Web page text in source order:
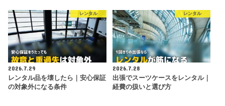
レンタル
2026.7.29
レンタル品を壊したら｜安心保証
の対象外になる条件
レンタル
2026.7.28
出張でスーツケースをレンタル｜
経費の扱いと選び方